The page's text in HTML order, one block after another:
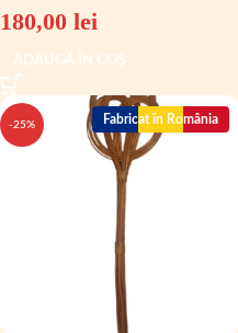
180,00 lei
ADAUGĂ ÎN COȘ
-25% Fabricat în România